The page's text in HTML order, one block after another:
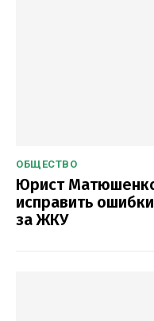
ОБЩЕСТВО
Юрист
исправить
за ЖКУ